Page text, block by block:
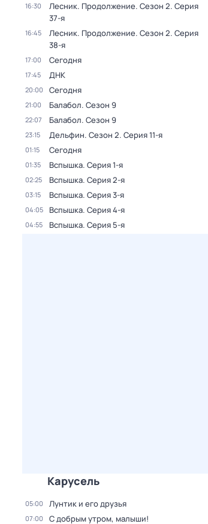
16:30 Лесник. Продолжение. Сезон 2. Серия
37-я
16:45 Лесник. Продолжение. Сезон 2. Серия
38-я
17:00 Сегодня
17:45 ДНК
20:00 Сегодня
21:00 Балабол. Сезон 9
22:07 Балабол. Сезон 9
23:15 Дельфин. Сезон 2. Серия 11-я
01:15 Сегодня
01:35 Вспышка. Серия 1-я
02:25 Вспышка. Серия 2-я
03:15 Вспышка. Серия 3-я
04:05 Вспышка. Серия 4-я
04:55 Вспышка. Серия 5-я
Карусель
05:00 Лунтик и его друзья
07:00 С добрым утром, малыши!